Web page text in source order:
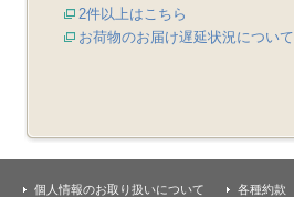
2件以上はこちら
お荷物のお届け遅延状況について
個人情報のお取り扱いについて 各種約款